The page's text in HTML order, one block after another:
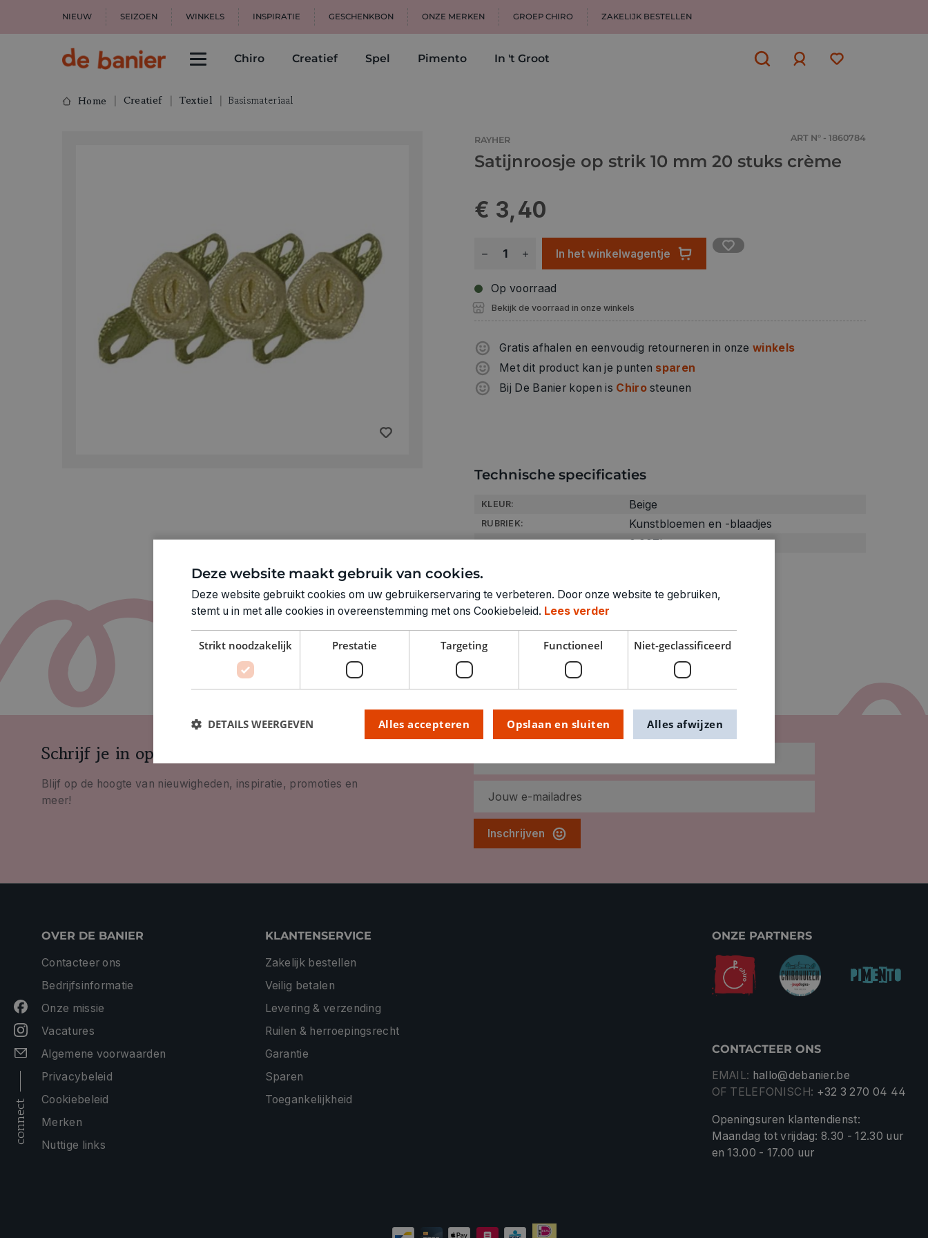
NIEUW SEIZOEN WINKELS INSPIRATIE GESCHENKBON ONZE MERKEN GROEP CHIRO ZAKELIJK BESTELLEN
Chiro Creatief Spel Pimento In 't Groot
Home Creatief Textiel Basismateriaal
RAYHER ART N° - 1860784
Satijnroosje op strik 10 mm 20 stuks crème
€ 3,40
In het winkelwagentje
Op voorraad
Bekijk de voorraad in onze winkels
Gratis afhalen en eenvoudig retourneren in onzewinkels
Met dit product kan je punten sparen
Bij De Banier kopen is Chirosteunen
Technische specificaties
KLEUR: Beige
RUBRIEK: Kunstbloemen en -blaadjes
GEWICHT 0.007kg
Schrijf je in op onze nieuwsbrief
Blijf op de hoogte van nieuwigheden, inspiratie, promoties en
meer!
Inschrijven
connect
OVER DE BANIER
Contacteer ons
Bedrijfsinformatie
Onze missie
Vacatures
Algemene voorwaarden
Privacybeleid
Cookiebeleid
Merken
Nuttige links
KLANTENSERVICE
Zakelijk bestellen
Veilig betalen
Levering & verzending
Ruilen & herroepingsrecht
Garantie
Sparen
Toegankelijkheid
ONZE PARTNERS
CONTACTEER ONS
EMAIL: hallo@debanier.be
OF TELEFONISCH: +32 3 270 04 44
Openingsuren klantendienst:
Maandag tot vrijdag: 8.30 - 12.30 uur
en 13.00 - 17.00 uur
Deze website maakt gebruik van cookies.
Deze website gebruikt cookies om uw gebruikerservaring te verbeteren. Door onze website te gebruiken,
stemt u in met alle cookies in overeenstemming met ons Cookiebeleid. Lees verder
Strikt noodzakelijk Prestatie Targeting Functioneel Niet-geclassificeerd
Opslaan en sluiten
Alles accepteren Alles afwijzen
DETAILS WEERGEVEN